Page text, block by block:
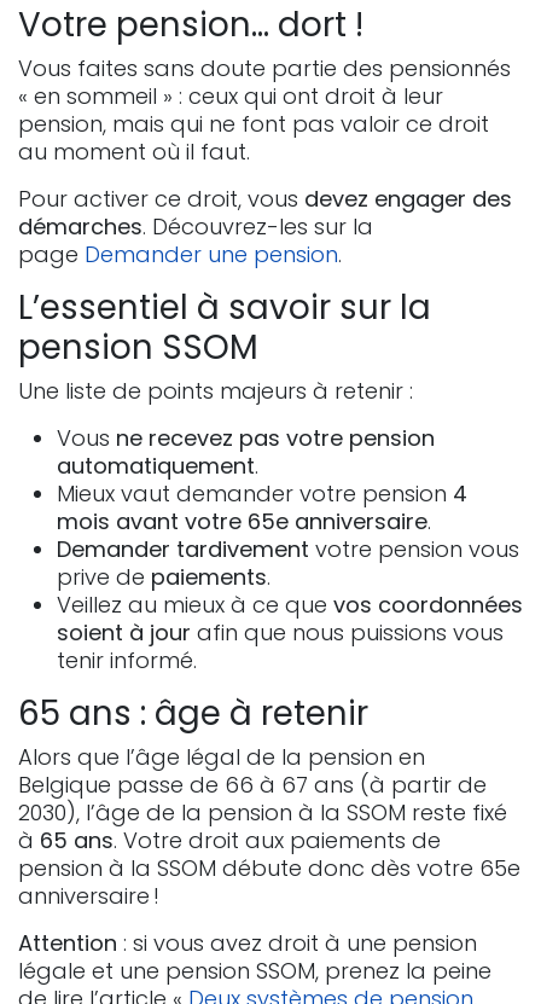
Votre pension… dort !
Vous faites sans doute partie des pensionnés
« en sommeil » : ceux qui ont droit à leur
pension, mais qui ne font pas valoir ce droit
au moment où il faut.
Pour activer ce droit, vous devez engager des
démarches. Découvrez-les sur la
page Demander une pension.
L’essentiel à savoir sur la
pension SSOM
Une liste de points majeurs à retenir :
Vous ne recevez pas votre pension
automatiquement.
Mieux vaut demander votre pension 4
mois avant votre 65e anniversaire.
Demander tardivement votre pension vous
prive de paiements.
Veillez au mieux à ce que vos coordonnées
soient à jour afin que nous puissions vous
tenir informé.
65 ans : âge à retenir
Alors que l’âge légal de la pension en
Belgique passe de 66 à 67 ans (à partir de
2030), l’âge de la pension à la SSOM reste fixé
à 65 ans. Votre droit aux paiements de
pension à la SSOM débute donc dès votre 65e
anniversaire !
Attention : si vous avez droit à une pension
légale et une pension SSOM, prenez la peine